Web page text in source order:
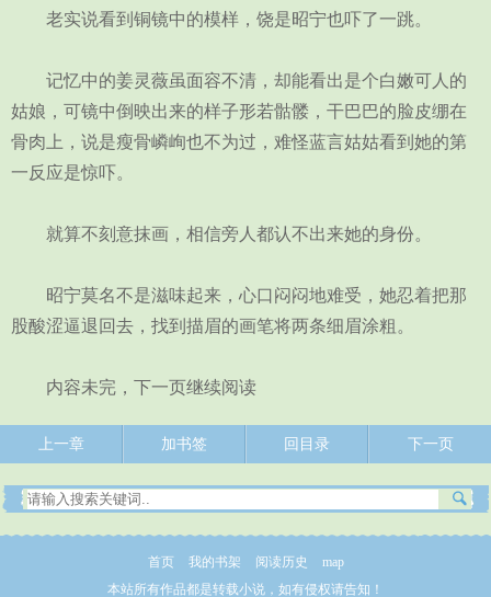
老实说看到铜镜中的模样，饶是昭宁也吓了一跳。
记忆中的姜灵薇虽面容不清，却能看出是个白嫩可人的
姑娘，可镜中倒映出来的样子形若骷髅，干巴巴的脸皮绷在
骨肉上，说是瘦骨嶙峋也不为过，难怪蓝言姑姑看到她的第
一反应是惊吓。
就算不刻意抹画，相信旁人都认不出来她的身份。
昭宁莫名不是滋味起来，心口闷闷地难受，她忍着把那
股酸涩逼退回去，找到描眉的画笔将两条细眉涂粗。
内容未完，下一页继续阅读
上一章 加书签 回目录 下一页
首页 我的书架 阅读历史
map
本站所有作品都是转载小说，如有侵权请告知！